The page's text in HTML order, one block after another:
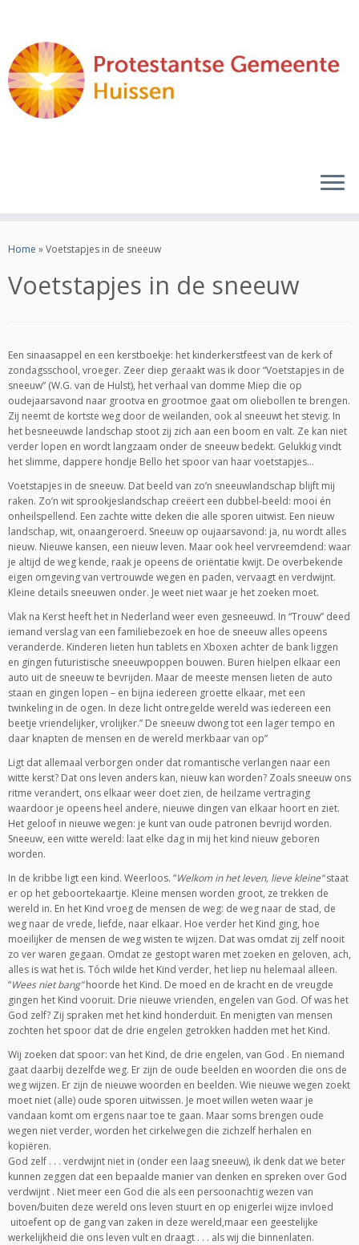
naarHome »Voetstapjes in de sneeuw
Voetstapjes in de sneeuw
Een sinaasappel en een kerstboekje: het kinderkerstfeest van de kerk of
zondagsschool, vroeger. Zeer diep geraakt was ik door “Voetstapjes in de
sneeuw” (W.G. van de Hulst), het verhaal van domme Miep die op
oudejaarsavond naar grootva en grootmoe gaat om oliebollen te brengen.
Zij neemt de kortste weg door de weilanden, ook al sneeuwt het stevig. In
het besneeuwde landschap stoot zij zich aan een boom en valt. Ze kan niet
verder lopen en wordt langzaam onder de sneeuw bedekt. Gelukkig vindt
het slimme, dappere hondje Bello het spoor van haar voetstapjes…
Voetstapjes in de sneeuw. Dat beeld van zo’n sneeuwlandschap blijft mij
raken. Zo’n wit sprookjeslandschap creëert een dubbel-beeld: mooi én
onheilspellend. Een zachte witte deken die alle sporen uitwist. Een nieuw
landschap, wit, onaangeroerd. Sneeuw op oujaarsavond: ja, nu wordt alles
nieuw. Nieuwe kansen, een nieuw leven. Maar ook heel vervreemdend: waar
je altijd de weg kende, raak je opeens de oriëntatie kwijt. De overbekende
eigen omgeving van vertrouwde wegen en paden, vervaagt en verdwijnt.
Kleine details sneeuwen onder. Je weet niet waar je het zoeken moet.
Vlak na Kerst heeft het in Nederland weer even gesneeuwd. In “Trouw” deed
iemand verslag van een familiebezoek en hoe de sneeuw alles opeens
veranderde. Kinderen lieten hun tablets en Xboxen achter de bank liggen
en gingen futuristische sneeuwpoppen bouwen. Buren hielpen elkaar een
auto uit de sneeuw te bevrijden. Maar de meeste mensen lieten de auto
staan en gingen lopen – en bijna iedereen groette elkaar, met een
twinkeling in de ogen. In deze licht ontregelde wereld was iedereen een
beetje vriendelijker, vrolijker.” De sneeuw dwong tot een lager tempo en
daar knapten de mensen en de wereld merkbaar van op”
Ligt dat allemaal verborgen onder dat romantische verlangen naar een
witte kerst? Dat ons leven anders kan, nieuw kan worden? Zoals sneeuw ons
ritme verandert, ons elkaar weer doet zien, de heilzame vertraging
waardoor je opeens heel andere, nieuwe dingen van elkaar hoort en ziet.
Het geloof in nieuwe wegen: je kunt van oude patronen bevrijd worden.
Sneeuw, een witte wereld: laat elke dag in mij het kind nieuw geboren
worden.
In de kribbe ligt een kind. Weerloos. “Welkom in het leven, lieve kleine”staat
er op het geboortekaartje. Kleine mensen worden groot, ze trekken de
wereld in. En het Kind vroeg de mensen de weg: de weg naar de stad, de
weg naar de vrede, liefde, naar elkaar. Hoe verder het Kind ging, hoe
moeilijker de mensen de weg wisten te wijzen. Dat was omdat zij zelf nooit
zo ver waren gegaan. Omdat ze gestopt waren met zoeken en geloven, ach,
alles is wat het is. Tóch wilde het Kind verder, het liep nu helemaal alleen.
“Wees niet bang”hoorde het Kind. De moed en de kracht en de vreugde
gingen het Kind vooruit. Drie nieuwe vrienden, engelen van God. Of was het
God zelf? Zij spraken met het kind honderduit. En menigten van mensen
zochten het spoor dat de drie engelen getrokken hadden met het Kind.
Wij zoeken dat spoor: van het Kind, de drie engelen, van God . En niemand
gaat daarbij dezelfde weg. Er zijn de oude beelden en woorden die ons de
weg wijzen. Er zijn de nieuwe woorden en beelden. Wie nieuwe wegen zoekt
moet niet (alle) oude sporen uitwissen. Je moet willen weten waar je
vandaan komt om ergens naar toe te gaan. Maar soms brengen oude
wegen niet verder, worden het cirkelwegen die zichzelf herhalen en
kopiëren.
God zelf . . . verdwijnt niet in (onder een laag sneeuw), ik denk dat we beter
kunnen zeggen dat een bepaalde manier van denken en spreken over God
verdwijnt . Niet meer een God die als een persoonachtig wezen van
boven/buiten deze wereld ons leven stuurt en op enigerlei wijze invloed
uitoefent op de gang van zaken in deze wereld,maar een geestelijke
werkelijkheid die ons leven vult en draagt . . . als wij die binnenlaten.